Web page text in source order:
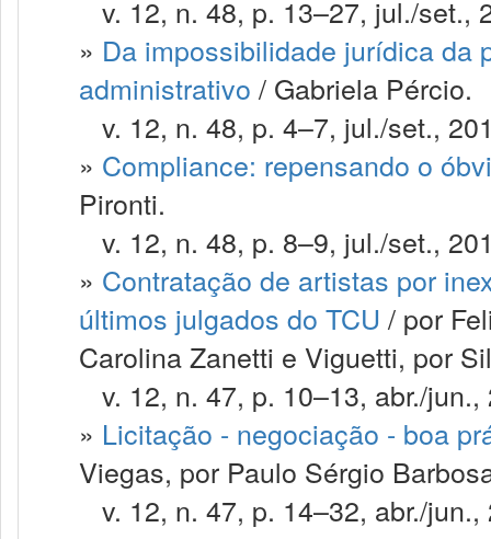
v. 12, n. 48, p. 13–27, jul./set.,
» Da impossibilidade jurídica da
administrativo / Gabriela Pércio.
v. 12, n. 48, p. 4–7, jul./set.,
» Compliance: repensando o
Pironti.
v. 12, n. 48, p. 8–9, jul./set.,
» Contratação de artistas por
últimos julgados do TCU / por
Carolina Zanetti e Viguetti, por
v. 12, n. 47, p. 10–13, abr./jun.,
» Licitação - negociação - boa
Viegas, por Paulo Sérgio
v. 12, n. 47, p. 14–32, abr./jun.,